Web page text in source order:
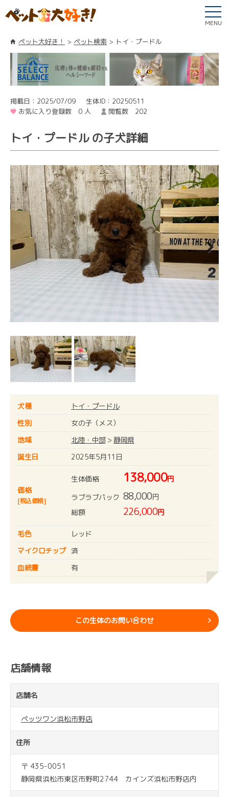
MENU
ペット大好き！ ペット検索 トイ・プードル
掲載日：2025/07/09
生体ID：20250511
お気に入り登録数 0 人
閲覧数 202
トイ・プードル の子犬詳細
Next
犬種
トイ・プードル
性別
女の子（メス）
地域
北陸・中部> 静岡県
誕生日
2025年5月11日
価格
[税込価格]
生体価格 138,000円
ラブラブパック 88,000円
総額
226,000円
毛色
レッド
マイクロチップ 済
血統書
有
この生体のお問い合わせ
店舗情報
店舗名
ペッツワン浜松市野店
住所
〒 435-0051
静岡県浜松市東区市野町2744 カインズ浜松市野店内